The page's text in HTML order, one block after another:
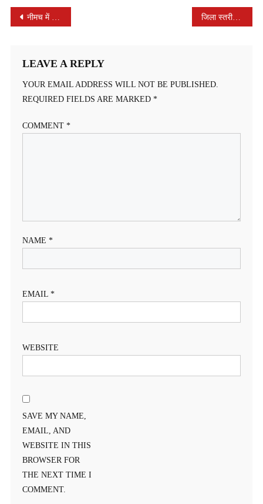
POST
नीमच में 3 मई को NEET परीक्षा, कलेक्टर ने परखी तैयारियां: पुख्ता इंतजामों के दिए निर्देश जिला स्तरीय रोजगार मेले में 240 युवाओं में से 130 का हुआ प्राथमिक चयन
LEAVE A REPLY
YOUR EMAIL ADDRESS WILL NOT BE PUBLISHED.
REQUIRED FIELDS ARE MARKED *
COMMENT *
NAME *
EMAIL *
WEBSITE
SAVE MY NAME,
EMAIL, AND
WEBSITE IN THIS
BROWSER FOR
THE NEXT TIME I
COMMENT.